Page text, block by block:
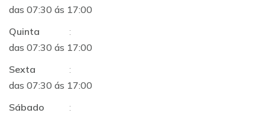
das 07:30 ás 17:00
Quinta
:
das 07:30 ás 17:00
Sexta
:
das 07:30 ás 17:00
Sábado
: